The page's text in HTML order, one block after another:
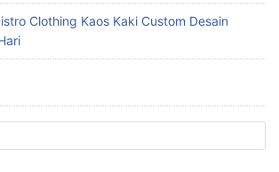
Clothing Kaos Kaki Custom Desain